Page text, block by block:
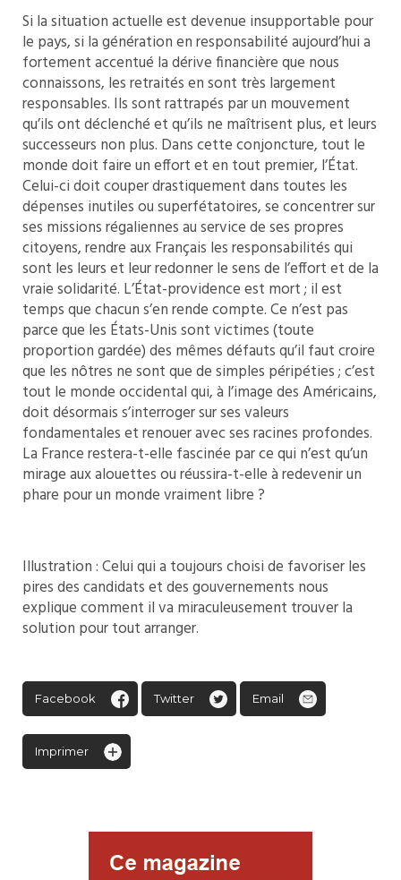
Si la situation actuelle est devenue insupportable pour
le pays, si la génération en responsabilité aujourd’hui a
fortement accentué la dérive financière que nous
connaissons, les retraités en sont très largement
responsables. Ils sont rattrapés par un mouvement
qu’ils ont déclenché et qu’ils ne maîtrisent plus, et leurs
successeurs non plus. Dans cette conjoncture, tout le
monde doit faire un effort et en tout premier, l’État.
Celui-ci doit couper drastiquement dans toutes les
dépenses inutiles ou superfétatoires, se concentrer sur
ses missions régaliennes au service de ses propres
citoyens, rendre aux Français les responsabilités qui
sont les leurs et leur redonner le sens de l’effort et de la
vraie solidarité. L’État-providence est mort ; il est
temps que chacun s’en rende compte. Ce n’est pas
parce que les États-Unis sont victimes (toute
proportion gardée) des mêmes défauts qu’il faut croire
que les nôtres ne sont que de simples péripéties ; c’est
tout le monde occidental qui, à l’image des Américains,
doit désormais s’interroger sur ses valeurs
fondamentales et renouer avec ses racines profondes.
La France restera-t-elle fascinée par ce qui n’est qu’un
mirage aux alouettes ou réussira-t-elle à redevenir un
phare pour un monde vraiment libre ?
Illustration : Celui qui a toujours choisi de favoriser les
pires des candidats et des gouvernements nous
explique comment il va miraculeusement trouver la
solution pour tout arranger.
Facebook Twitter Email
Imprimer